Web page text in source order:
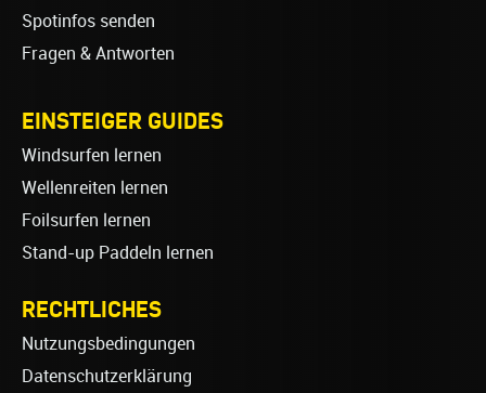
Spotinfos senden
Fragen & Antworten
EINSTEIGER GUIDES
Windsurfen lernen
Wellenreiten lernen
Foilsurfen lernen
Stand-up Paddeln lernen
RECHTLICHES
Nutzungsbedingungen
Datenschutzerklärung